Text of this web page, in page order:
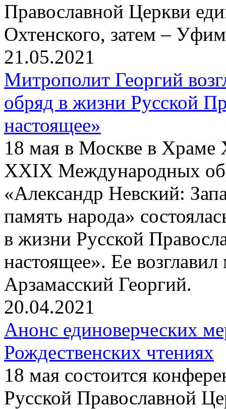
Православной Церкви
Охтенского, затем –
21.05.2021
Митрополит Георгий
обряд в жизни Русской
настоящее»
18 мая в Москве в Храме
ХХIХ Международных
«Александр Невский:
память народа»
в жизни Русской
настоящее». Ее
Арзамасский Георгий.
20.04.2021
Анонс единоверческих
Рождественских чтениях
18 мая состоится
Русской Православной